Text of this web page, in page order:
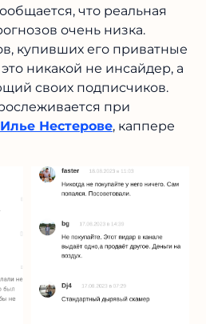
что реальная
очень низка.
купивших его приватные
никакой не инсайдер, а
своих подписчиков.
при
Илье Нестерове, каппере